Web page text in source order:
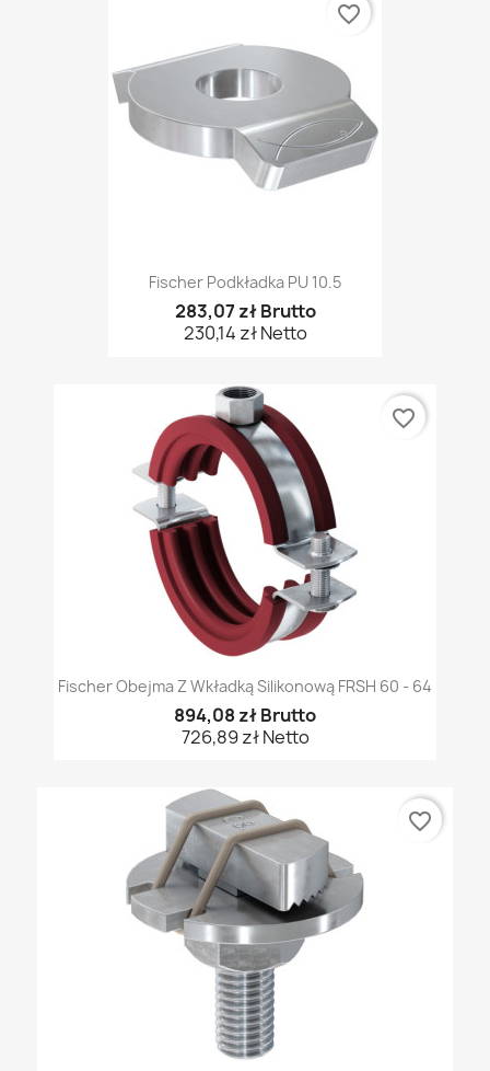
Fischer Podkładka PU 10.5
283,07 zł Brutto
230,14 zł Netto
favorite_border
Fischer Obejma Z Wkładką Silikonową FRSH 60 - 64
894,08 zł Brutto
726,89 zł Netto
favorite_border
favorite_border